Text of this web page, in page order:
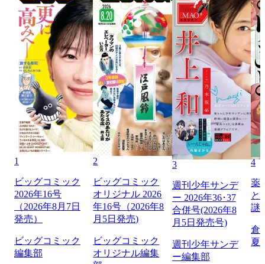
1
ビッグコミック
2026年16号
（2026年8月7日
発売）
ビッグコミック
編集部
2
ビッグコミック
オリジナル 2026
年16号（2026年8
月5日発売)
ビッグコミック
オリジナル編集
3
週刊少年サンデ
ー 2026年36･37
合併号(2026年8
月5日発売号)
週刊少年サンデ
ー編集部
4
薬
と
謎
倉
夏